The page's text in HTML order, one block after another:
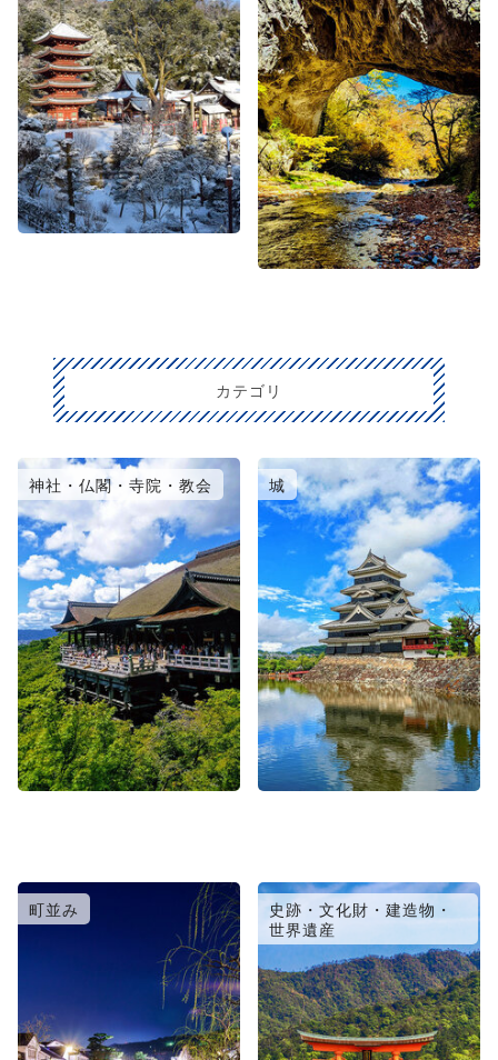
カテゴリ
神社・仏閣・寺院・教会 城
町並み
史跡・文化財・建造物・
世界遺産